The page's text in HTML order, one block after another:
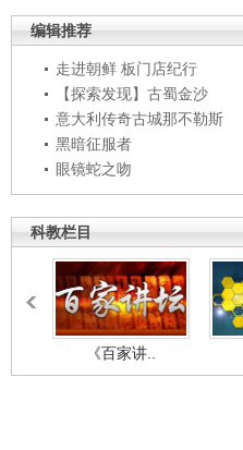
编辑推荐
走进朝鲜 板门店纪行
【探索发现】古蜀金沙
意大利传奇古城那不勒斯
黑暗征服者
眼镜蛇之吻
科教栏目
《百家讲..